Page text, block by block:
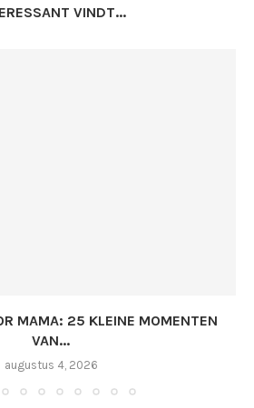
VINDT...
MAMA: 25 KLEINE MOMENTEN
VAN...
augustus 4, 2026